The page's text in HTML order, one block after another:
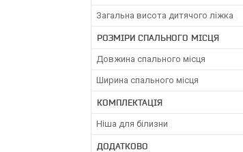
Загальна висота дитячого ліжка
РОЗМІРИ СПАЛЬНОГО МІСЦЯ
Довжина спального місця
Ширина спального місця
КОМПЛЕКТАЦІЯ
Ніша для білизни
ДОДАТКОВО